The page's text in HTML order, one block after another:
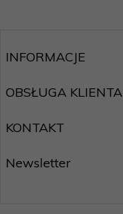
INFORMACJE
OBSŁUGA KLIENTA
KONTAKT
Newsletter